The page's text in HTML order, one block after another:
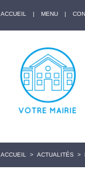
ACCUEIL | MENU |
ACCUEIL > ACTUALITÉS >